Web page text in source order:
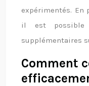
expérimentés. En
il est possible
supplémentaires
Comment